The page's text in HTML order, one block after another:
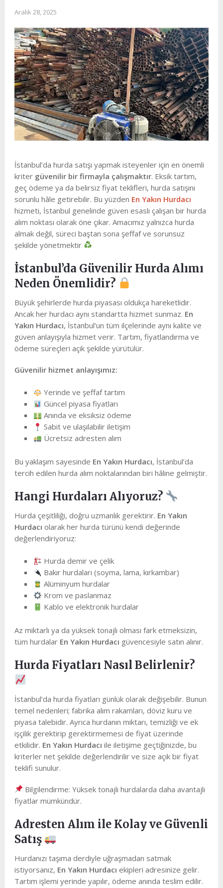
Aralık 28, 2025
İstanbul’da hurda satışı yapmak isteyenler için en önemli
kriter güvenilir bir firmayla çalışmaktır. Eksik tartım,
geç ödeme ya da belirsiz fiyat teklifleri, hurda satışını
sorunlu hâle getirebilir. Bu yüzden En Yakın Hurdacı
hizmeti, İstanbul genelinde güven esaslı çalışan bir hurda
alım noktası olarak öne çıkar. Amacımız yalnızca hurda
almak değil, süreci baştan sona şeffaf ve sorunsuz
şekilde yönetmektir
İstanbul’da Güvenilir Hurda Alımı
Neden Önemlidir?
Büyük şehirlerde hurda piyasası oldukça hareketlidir.
Ancak her hurdacı aynı standartta hizmet sunmaz. En
Yakın Hurdacı, İstanbul’un tüm ilçelerinde aynı kalite ve
güven anlayışıyla hizmet verir. Tartım, fiyatlandırma ve
ödeme süreçleri açık şekilde yürütülür.
Güvenilir hizmet anlayışımız:
Yerinde ve şeffaf tartım
Güncel piyasa fiyatları
Anında ve eksiksiz ödeme
Sabit ve ulaşılabilir iletişim
Ücretsiz adresten alım
Bu yaklaşım sayesinde En Yakın Hurdacı, İstanbul’da
tercih edilen hurda alım noktalarından biri hâline gelmiştir.
Hangi Hurdaları Alıyoruz?
Hurda çeşitliliği, doğru uzmanlık gerektirir. En Yakın
Hurdacı olarak her hurda türünü kendi değerinde
değerlendiriyoruz:
Hurda demir ve çelik
Bakır hurdaları (soyma, lama, kırkambar)
Alüminyum hurdalar
Krom ve paslanmaz
Kablo ve elektronik hurdalar
Az miktarlı ya da yüksek tonajlı olması fark etmeksizin,
tüm hurdalar En Yakın Hurdacı güvencesiyle satın alınır.
Hurda Fiyatları Nasıl Belirlenir?
İstanbul’da hurda fiyatları günlük olarak değişebilir. Bunun
temel nedenleri; fabrika alım rakamları, döviz kuru ve
piyasa talebidir. Ayrıca hurdanın miktarı, temizliği ve ek
işçilik gerektirip gerektirmemesi de fiyat üzerinde
etkilidir. En Yakın Hurdacı ile iletişime geçtiğinizde, bu
kriterler net şekilde değerlendirilir ve size açık bir fiyat
teklifi sunulur.
Bilgilendirme: Yüksek tonajlı hurdalarda daha avantajlı
fiyatlar mümkündür.
Adresten Alım ile Kolay ve Güvenli
Satış
Hurdanızı taşıma derdiyle uğraşmadan satmak
istiyorsanız, En Yakın Hurdacı ekipleri adresinize gelir.
Tartım işlemi yerinde yapılır, ödeme anında teslim edilir.